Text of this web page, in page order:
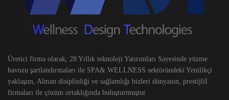
Üretici firma olarak; 28 Yıllık teknoloji Yatırımları Sayesinde yüzme
havuzu şartlandırmaları ile SPA& WELLNESS sektöründeki Yenilikçi
yaklaşım, Alman disiplinliği ve sağlamlığı bizleri dünyanın, prestijliİ
firmaları ile çözüm ortaklığında buluşturmuştur